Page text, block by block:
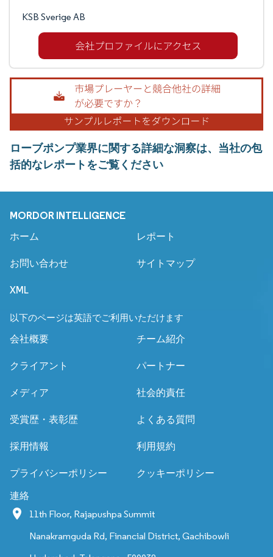
KSB Sverige AB
ローブポンプ業界に関する詳細な洞察は、当社の包
括的なレポートをご覧ください
MORDOR INTELLIGENCE
ホーム レポート
お問い合わせ サイトマップ
XML
以下のページは英語でご利用いただけます
会社概要 チーム紹介
クライアント パートナー
メディア 社会的責任
受賞歴・表彰歴 よくある質問
採用情報 利用規約
プライバシーポリシー クッキーポリシー
連絡
11th Floor, Rajapushpa Summit
Nanakramguda Rd, Financial District, Gachibowli